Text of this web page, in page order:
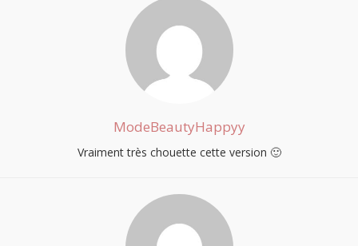
ModeBeautyHappyy
Vraiment très chouette cette version 🙂